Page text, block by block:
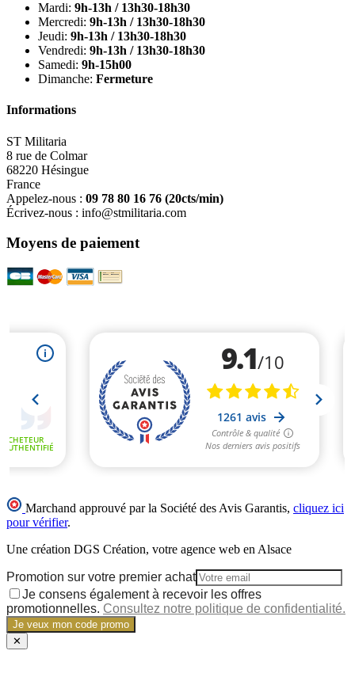
Mardi: 9h-13h / 13h30-18h30
Mercredi: 9h-13h / 13h30-18h30
Jeudi: 9h-13h / 13h30-18h30
Vendredi: 9h-13h / 13h30-18h30
Samedi: 9h-15h00
Dimanche: Fermeture
Informations
ST Militaria
8 rue de Colmar
68220 Hésingue
France
Appelez-nous : 09 78 80 16 76 (20cts/min)
Écrivez-nous : info@stmilitaria.com
Moyens de paiement
Marchand approuvé par la Société des Avis Garantis, cliquez ici
pour vérifier.
Une création DGS Création, votre agence web en Alsace
Promotion sur votre premier achat
Je consens également à recevoir les offres
promotionnelles. Consultez notre politique de confidentialité.
Je veux mon code promo
✕